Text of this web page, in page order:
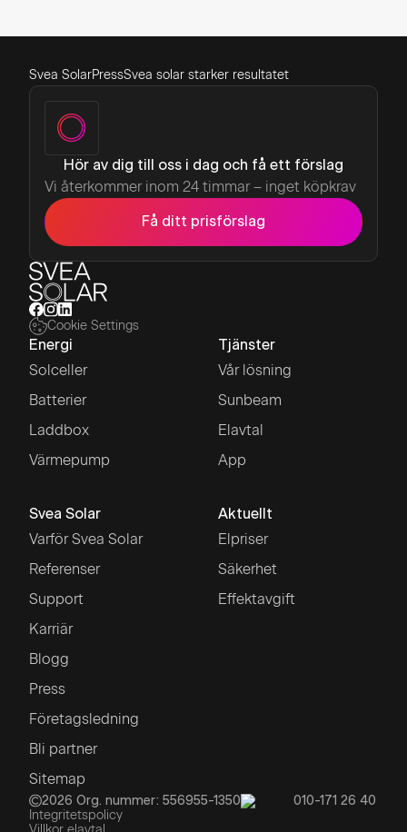
Svea SolarPressSvea solar starker resultatet
Hör av dig till oss i dag och få ett förslag
Vi återkommer inom 24 timmar – inget köpkrav
Få ditt prisförslag
Cookie Settings
Energi
Solceller
Batterier
Laddbox
Värmepump
Tjänster
Vår lösning
Sunbeam
Elavtal
App
Svea Solar
Varför Svea Solar
Referenser
Support
Karriär
Blogg
Press
Företagsledning
Bli partner
Sitemap
Aktuellt
Elpriser
Säkerhet
Effektavgift
2026 Org. nummer: 556955-1350 010-171 26 40
Integritetspolicy